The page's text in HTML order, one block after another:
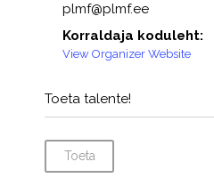
plmf@plmf.ee
Korraldaja koduleht:
View Organizer Website
Toeta talente!
Toeta